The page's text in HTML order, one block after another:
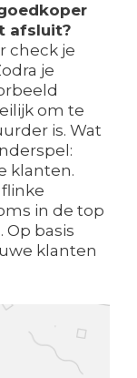
afsluit?
check je
je
om te
is. Wat
klanten.
in de top
Op basis
klanten